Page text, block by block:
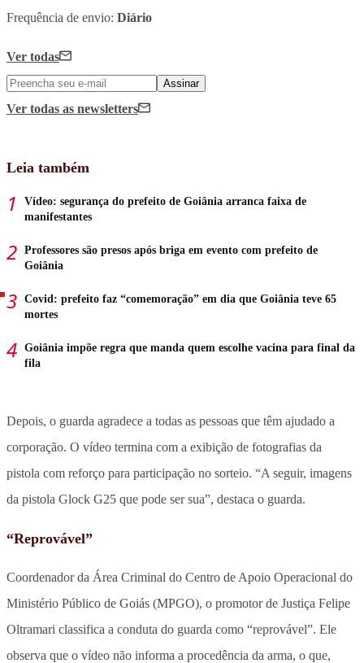
Frequência de envio: Diário
Ver todas
Assinar
Ver todas as newsletters
Leia também
Vídeo: segurança do prefeito de Goiânia arranca faixa de
manifestantes
Professores são presos após briga em evento com prefeito de
Goiânia
Covid: prefeito faz “comemoração” em dia que Goiânia teve 65
mortes
Goiânia impõe regra que manda quem escolhe vacina para final da
fila
Depois, o guarda agradece a todas as pessoas que têm ajudado a
corporação. O vídeo termina com a exibição de fotografias da
pistola com reforço para participação no sorteio. “A seguir, imagens
da pistola Glock G25 que pode ser sua”, destaca o guarda.
“Reprovável”
Coordenador da Área Criminal do Centro de Apoio Operacional do
Ministério Público de Goiás (MPGO), o promotor de Justiça Felipe
Oltramari classifica a conduta do guarda como “reprovável”. Ele
observa que o vídeo não informa a procedência da arma, o que,